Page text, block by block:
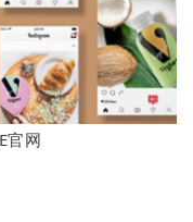
官网